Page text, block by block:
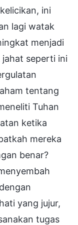
ini
lagi watak
menjadi
seperti ini
tentang
Tuhan
ketika
mereka
benar?
yang jujur,
tugas